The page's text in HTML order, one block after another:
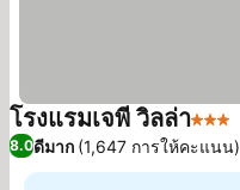
โรงแรมเจพี วิลล่า3 ดาว
8.0ดีมาก (1,647 การให้คะแนน)